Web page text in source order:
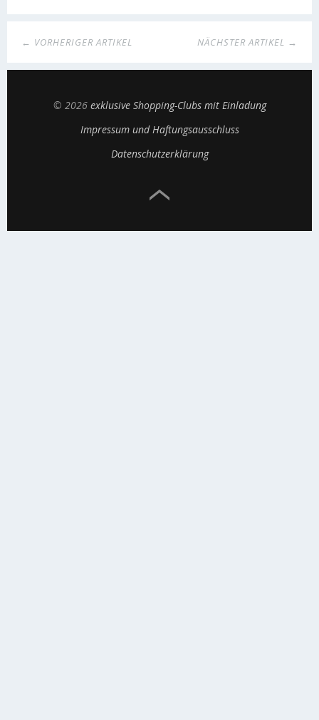
NÄCHSTER ARTIKEL →
← VORHERIGER ARTIKEL
© 2026 exklusive Shopping-Clubs mit Einladung
Impressum und Haftungsausschluss
Datenschutzerklärung